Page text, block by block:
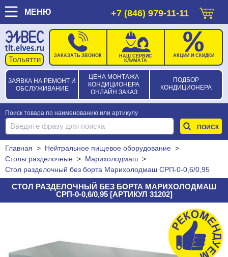
МЕНЮ +7 (846) 979-11-11
ЗАЯВКА НА РЕМОНТ И
ОБСЛУЖИВАНИЕ
ЦЕНА МОНТАЖА
КОНДИЦИОНЕРА
ОНЛАЙН ЗАКАЗ
ПОДБОР
КОНДИЦИОНЕРА
ЗАКАЗАТЬ ЗВОНОК
НАШ СЕРВИС
КЛИМАТА
АКЦИИ И СКИДКИ
Поиск товара по наименованию или артикулу
Главная > Нейтральное пищевое оборудование >
Столы разделочные > Марихолодмаш >
Стол разделочный без борта Марихолодмаш СРП-0-0,6/0,95
СТОЛ РАЗДЕЛОЧНЫЙ БЕЗ БОРТА МАРИХОЛОДМАШ
СРП-0-0,6/0,95 [АРТИКУЛ 31202]